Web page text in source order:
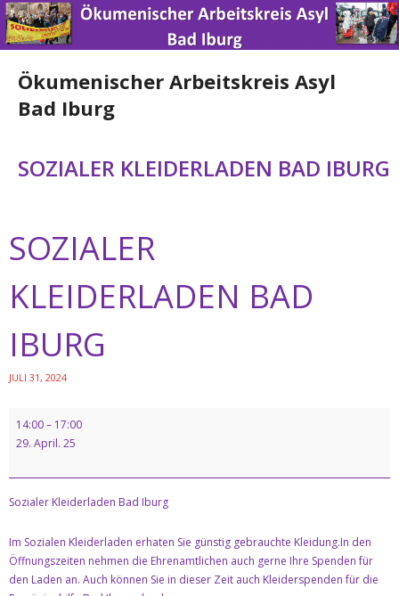
Ökumenischer Arbeitskreis Asyl
Bad Iburg
Home
Über uns
Engagement
Datenschutz & Impresssum
SOZIALER KLEIDERLADEN BAD IBURG
SOZIALER
KLEIDERLADEN BAD
IBURG
JULI 31, 2024
14:00– 17:00
29. April. 25
Sozialer Kleiderladen Bad Iburg
Im Sozialen Kleiderladen erhaten Sie günstig gebrauchte Kleidung.In den
Öffnungszeiten nehmen die Ehrenamtlichen auch gerne Ihre Spenden für
den Laden an. Auch können Sie in dieser Zeit auch Kleiderspenden für die